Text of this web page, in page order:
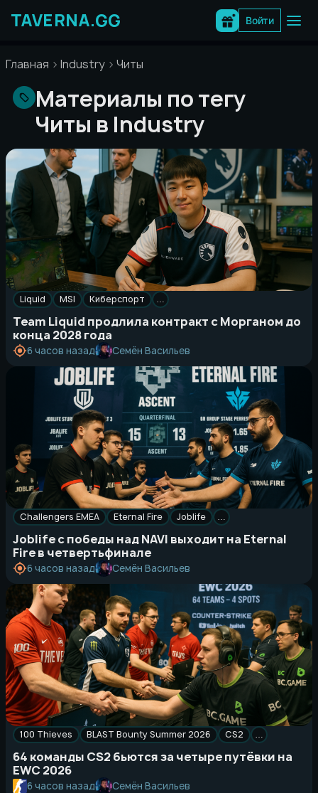
содержимому
Войти
Главная Industry Читы
Материалы по тегу
Читы в Industry
Liquid MSI Киберспорт …
Team Liquid продлила контракт с Морганом до
конца 2028 года
6 часов назад Семён Васильев
Challengers EMEA Eternal Fire Joblife …
Joblife с победы над NAVI выходит на Eternal
Fire в четвертьфинале
6 часов назад Семён Васильев
100 Thieves BLAST Bounty Summer 2026 CS2 …
64 команды CS2 бьются за четыре путёвки на
EWC 2026
6 часов назад Семён Васильев